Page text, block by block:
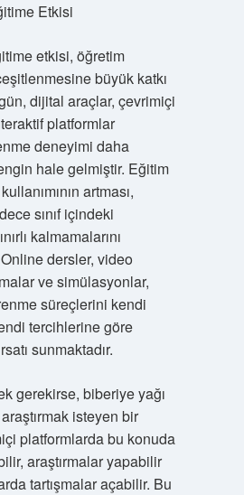
Etkisi
etkisi, öğretim
büyük katkı
dijital araçlar, çevrimiçi
platformlar
deneyimi daha
hale gelmiştir. Eğitim
artması,
sınıf içindeki
kalmamalarını
dersler, video
ve simülasyonlar,
süreçlerini kendi
tercihlerine göre
sunmaktadır.
gerekirse, biberiye yağı
isteyen bir
platformlarda bu konuda
araştırmalar yapabilir
tartışmalar açabilir. Bu